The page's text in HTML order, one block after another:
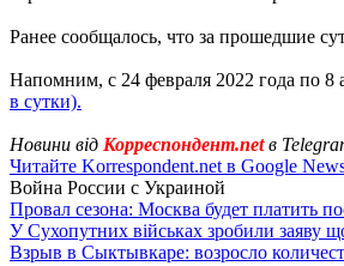
Ранее сообщалось, что за прошедшие
Напомним, с 24 февраля 2022 года по 8
в сутки).
Новини від Корреспондент.netв
Читайте Korrespondent.net в Google
Война России с Украиной
Провал сезона: Москва будет платить
У Сухопутних військах зробили заяву
Взрыв в Сыктывкаре: возросло